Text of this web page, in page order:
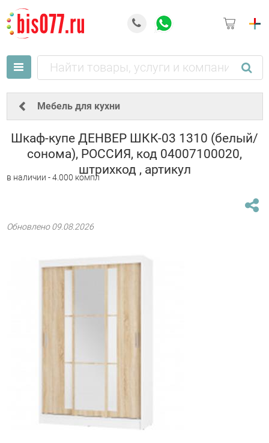
Мебель для кухни
Шкаф-купе ДЕНВЕР ШКК-03 1310 (белый/
сонома), РОССИЯ, код 04007100020,
штрихкод , артикул
в наличии - 4.000 компл
Обновлено 09.08.2026